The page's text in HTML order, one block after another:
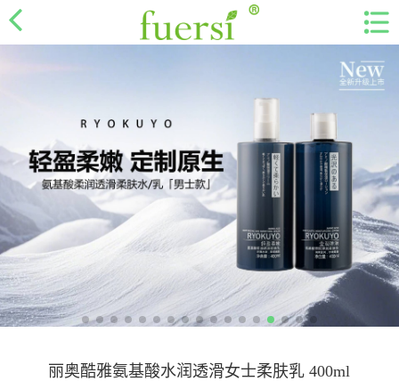
丽奥酷雅氨基酸水润透滑女士柔肤乳 400ml